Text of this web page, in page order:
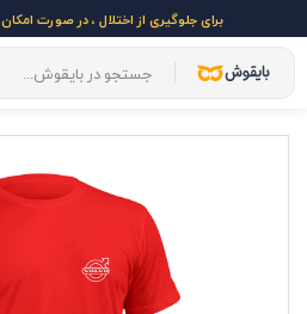
برای جلوگیری از اختلال ، در صورت امکان VPN خود را خاموش کنید.